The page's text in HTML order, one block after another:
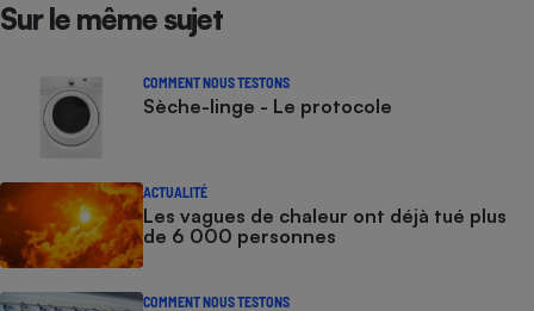
Sur le même sujet
COMMENT NOUS TESTONS
Sèche-linge - Le protocole
ACTUALITÉ
Les vagues de chaleur ont déjà tué plus
de 6 000 personnes
COMMENT NOUS TESTONS